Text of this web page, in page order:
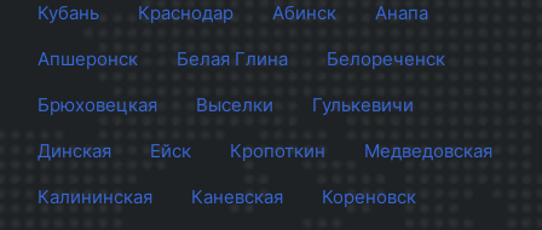
Кубань Краснодар Абинск
Анапа
Апшеронск
Белая Глина
Белореченск
Брюховецкая
Выселки
Гулькевичи
Динская
Ейск Кропоткин
Медведовская
Калининская
Каневская
Кореновск